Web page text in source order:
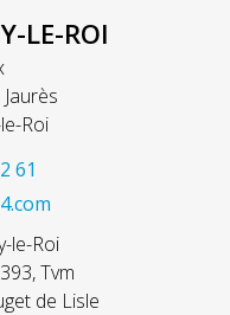
LE-ROI
Roi
61
le-Roi
Tvm
de Lisle